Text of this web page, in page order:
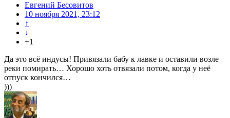
Евгений Бесовитов
10 ноября 2021, 23:12
↑
↓
+1
Да это всё индусы! Привязали бабу к лавке и оставили возле
реки помирать… Хорошо хоть отвязали потом, когда у неё
отпуск кончился…
)))